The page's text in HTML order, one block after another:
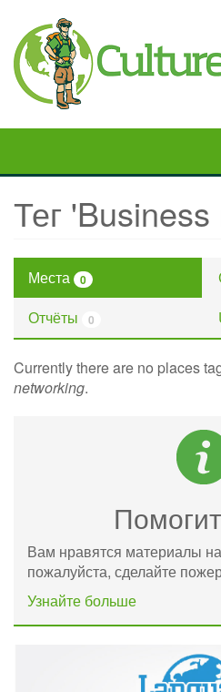
main
content
Тег
Места 0
Отчёты 0
Currently there are no places
networking.
Вам нравятся материалы
пожалуйста, сделайте
Узнайте больше